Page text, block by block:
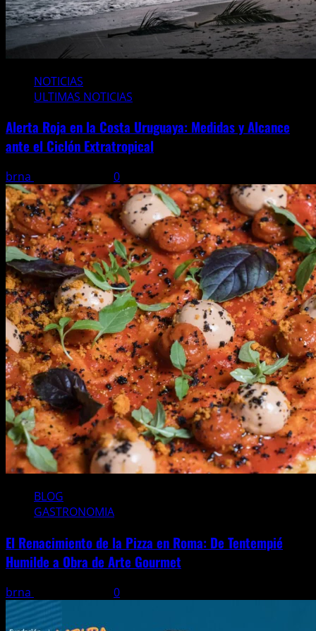
NOTICIAS
ULTIMAS NOTICIAS
Alerta Roja en la Costa Uruguaya: Medidas y Alcance
ante el Ciclón Extratropical
brna 0
BLOG
GASTRONOMIA
El Renacimiento de la Pizza en Roma: De Tentempié
Humilde a Obra de Arte Gourmet
brna 0